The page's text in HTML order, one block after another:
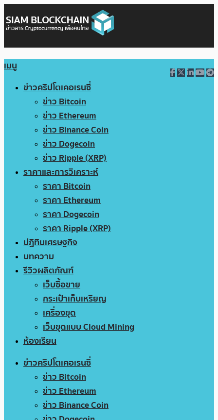
เมนู
ข่าวคริปโตเคอเรนซี่
ข่าว Bitcoin
ข่าว Ethereum
ข่าว Binance Coin
ข่าว Dogecoin
ข่าว Ripple (XRP)
ราคาและการวิเคราะห์
ราคา Bitcoin
ราคา Ethereum
ราคา Dogecoin
ราคา Ripple (XRP)
ปฏิทินเศรษฐกิจ
บทความ
รีวิวผลิตภัณฑ์
เว็บซื้อขาย
กระเป๋าเก็บเหรียญ
เครื่องขุด
เว็บขุดแบบ Cloud Mining
ห้องเรียน
ข่าวคริปโตเคอเรนซี่
ข่าว Bitcoin
ข่าว Ethereum
ข่าว Binance Coin